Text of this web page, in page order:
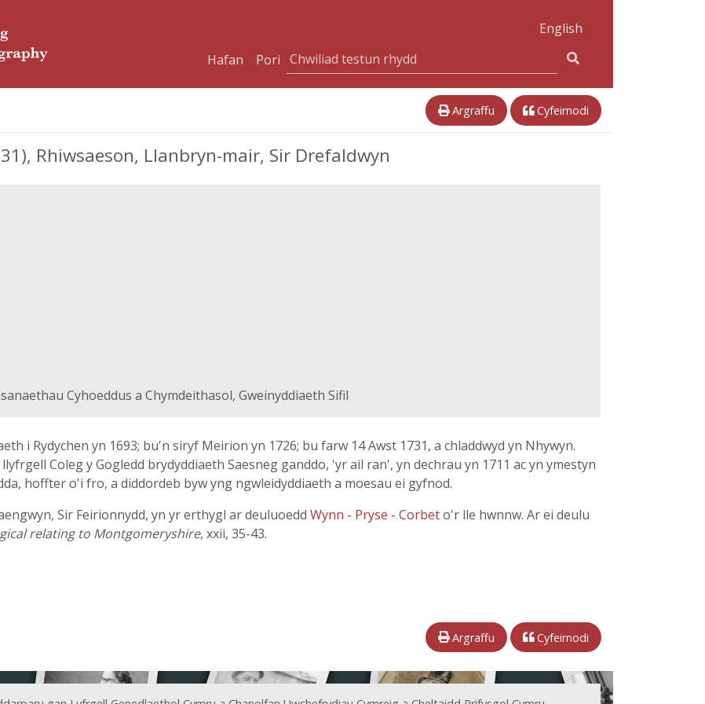
English
Hafan
Pori
Argraffu Cyfeirnodi
Rhiwsaeson, Llanbryn-mair, Sir Drefaldwyn
Cyhoeddus a Chymdeithasol, Gweinyddiaeth Sifil
i Rydychen yn 1693; bu'n siryf Meirion yn 1726; bu farw 14 Awst 1731, a chladdwyd yn Nhywyn.
Coleg y Gogledd brydyddiaeth Saesneg ganddo, 'yr ail ran', yn dechrau yn 1711 ac yn ymestyn
hoffter o'i fro, a diddordeb byw yng ngwleidyddiaeth a moesau ei gyfnod.
Sir Feirionnydd, yn yr erthygl ar deuluoedd Wynn - Pryse - Corbeto'r lle hwnnw. Ar ei deulu
relating to Montgomeryshire, xxii, 35-43.
Argraffu Cyfeirnodi